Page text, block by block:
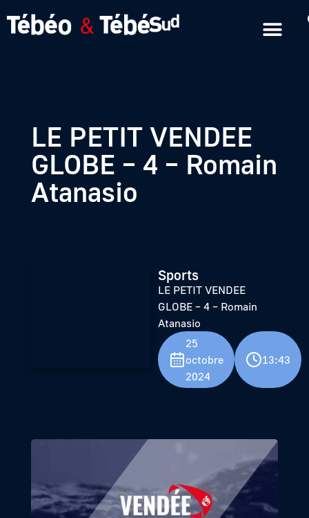
LE PETIT VENDEE
GLOBE – 4 – Romain
Atanasio
Sports
LE PETIT VENDEE
GLOBE – 4 – Romain
Atanasio
25
octobre
2024
13:43